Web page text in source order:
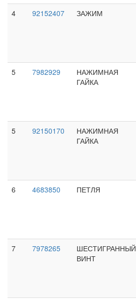
4
92152407 ЗАЖИМ
5
7982929
НАЖИМНАЯ
ГАЙКА
5
92150170
НАЖИМНАЯ
ГАЙКА
6
4683850 ПЕТЛЯ
7
7978265
ШЕСТИГРАННЫЙ
ВИНТ